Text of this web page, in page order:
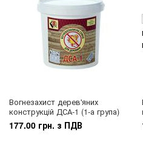
Вогнезахист дерев'яних
конструкцій ДСА-1 (1-а група)
177.00 грн. з ПДВ